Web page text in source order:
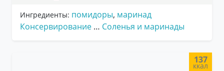
Ингредиенты: помидоры, маринад
Консервирование … Соленья и маринады
137
ккал